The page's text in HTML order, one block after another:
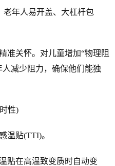
年人易开盖、大杠杆包
关怀。对儿童增加“物理阻
减少阻力，确保他们能独
性)
贴(TTI)。
在高温致变质时自动变